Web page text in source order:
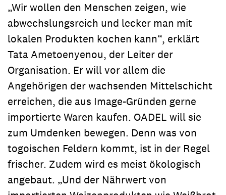
„Wir wollen den Menschen zeigen, wie
abwechslungsreich und lecker man mit
lokalen Produkten kochen kann“, erklärt
Tata Ametoenyenou, der Leiter der
Organisation. Er will vor allem die
Angehörigen der wachsenden Mittelschicht
erreichen, die aus Image-Gründen gerne
importierte Waren kaufen. OADEL will sie
zum Umdenken bewegen. Denn was von
togoischen Feldern kommt, ist in der Regel
frischer. Zudem wird es meist ökologisch
angebaut. „Und der Nährwert von